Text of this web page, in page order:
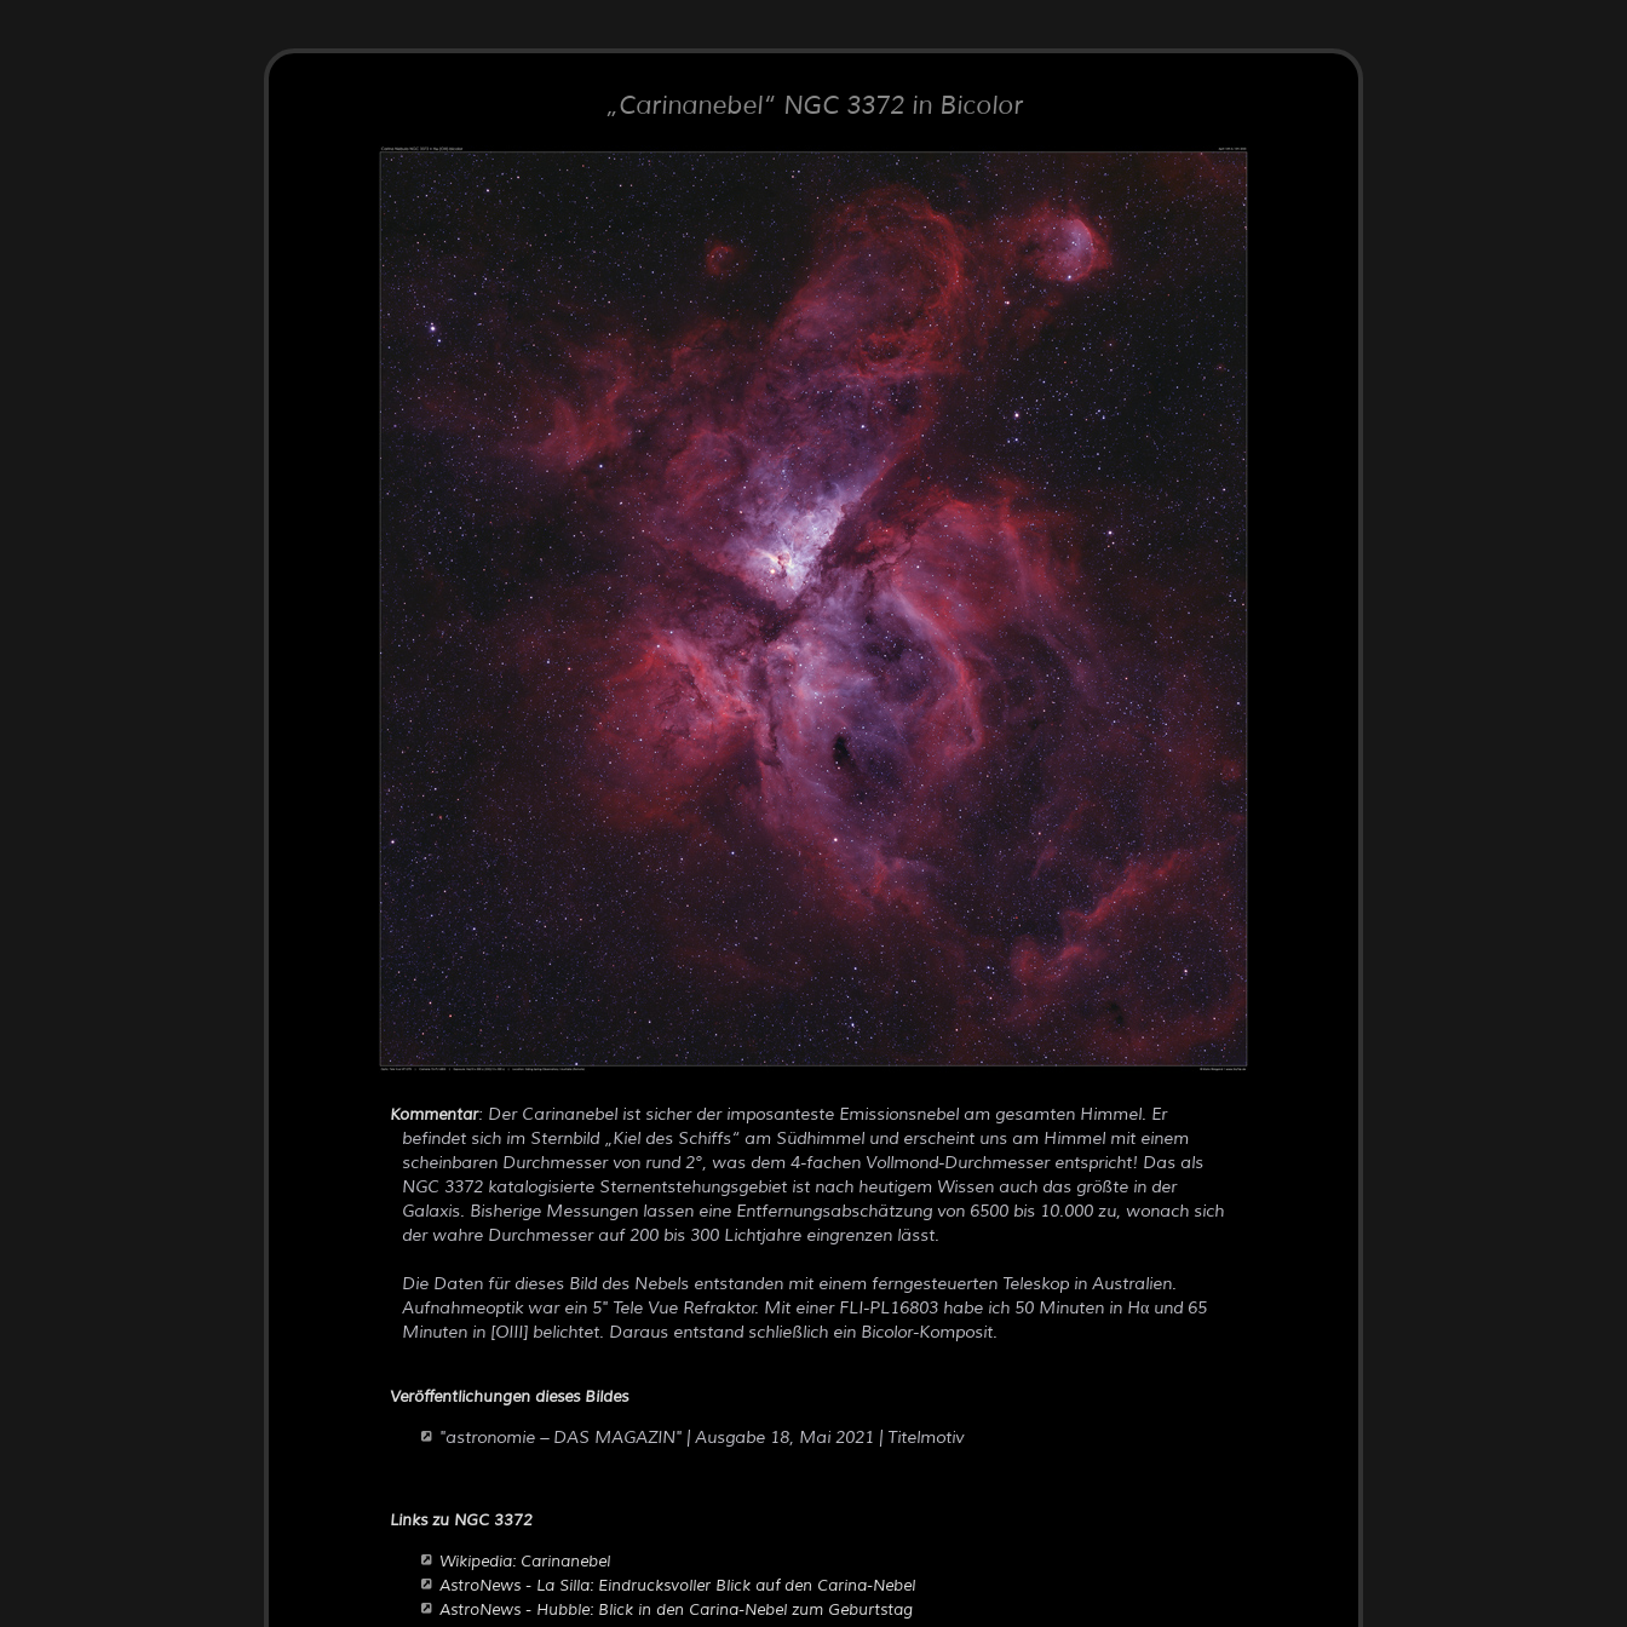
Carinanebel NGC 3372 in Bicolor
Kommentar: Der Carinanebel ist sicher der imposanteste Emissionsnebel am gesamten Himmel. Er
befindet sich im Sternbild
Kiel des Schiffs
am Südhimmel und erscheint uns am Himmel mit einem
scheinbaren Durchmesser von rund 2°, was dem 4-fachen Vollmond-Durchmesser entspricht! Das als
NGC 3372 katalogisierte Sternentstehungsgebiet ist nach heutigem Wissen auch das größte in der
Galaxis. Bisherige Messungen lassen eine Entfernungsabschätzung von 6500 bis 10.000 zu, wonach sich
der wahre Durchmesser auf 200 bis 300 Lichtjahre eingrenzen lässt.
Die Daten für dieses Bild des Nebels entstanden mit einem ferngesteuerten Teleskop in Australien.
Aufnahmeoptik war ein 5" Tele Vue Refraktor. Mit einer FLI-PL16803 habe ich 50 Minuten in Hα und 65
Minuten in [OIII] belichtet. Daraus entstand schließlich ein Bicolor-Komposit.
Veröffentlichungen dieses Bildes
"astronomie – DAS MAGAZIN" | Ausgabe 18, Mai 2021 | Titelmotiv
Links zu NGC 3372
Wikipedia: Carinanebel
AstroNews - La Silla: Eindrucksvoller Blick auf den Carina-Nebel
AstroNews - Hubble: Blick in den Carina-Nebel zum Geburtstag